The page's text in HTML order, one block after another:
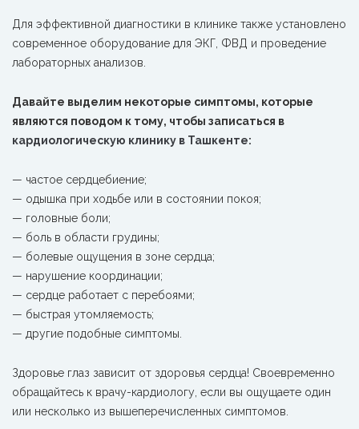
Для эффективной диагностики в клинике также установлено
современное оборудование для ЭКГ, ФВД и проведение
лабораторных анализов.
Давайте выделим некоторые симптомы, которые
являются поводом к тому, чтобы записаться в
кардиологическую клинику в Ташкенте:
— частое сердцебиение;
— одышка при ходьбе или в состоянии покоя;
— головные боли;
— боль в области грудины;
— болевые ощущения в зоне сердца;
— нарушение координации;
— сердце работает с перебоями;
— быстрая утомляемость;
— другие подобные симптомы.
Здоровье глаз зависит от здоровья сердца! Своевременно
обращайтесь к врачу-кардиологу, если вы ощущаете один
или несколько из вышеперечисленных симптомов.